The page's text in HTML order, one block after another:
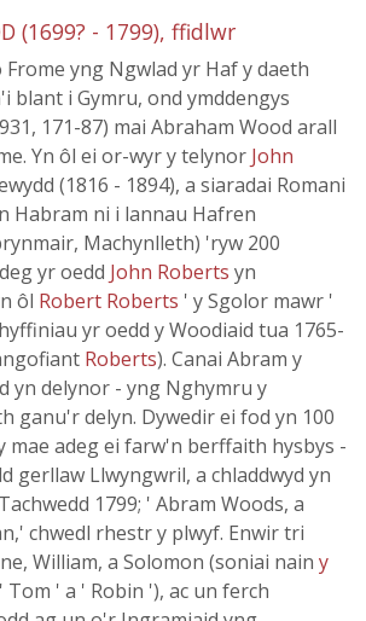
(1699? - 1799), ffidlwr
yng Ngwlad yr Haf y daeth
blant i Gymru, ond ymddengys
171-87) mai Abraham Wood arall
Yn ôl ei or-wyr y telynor John
(1816 - 1894), a siaradai Romani
Habram ni i lannau Hafren
Machynlleth) 'ryw 200
yr oedd John Roberts yn
ôl Robert Roberts ' y Sgolor mawr '
yr oedd y Woodiaid tua 1765-
Roberts). Canai Abram y
yn delynor - yng Nghymru y
ganu'r delyn. Dywedir ei fod yn 100
mae adeg ei farw'n berffaith hysbys -
gerllaw Llwyngwril, a chladdwyd yn
1799; ' Abram Woods, a
chwedl rhestr y plwyf. Enwir tri
William, a Solomon (soniai nain y
Tom ' a ' Robin '), ac un ferch